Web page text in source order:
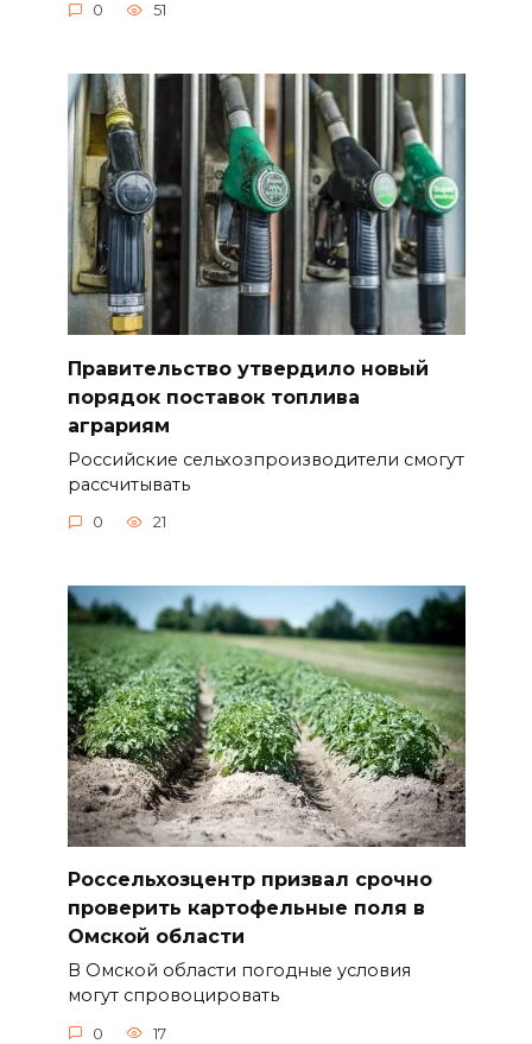
0 51
Правительство утвердило новый
порядок поставок топлива
аграриям
Российские сельхозпроизводители смогут
рассчитывать
0 21
Россельхозцентр призвал срочно
проверить картофельные поля в
Омской области
В Омской области погодные условия
могут спровоцировать
0 17